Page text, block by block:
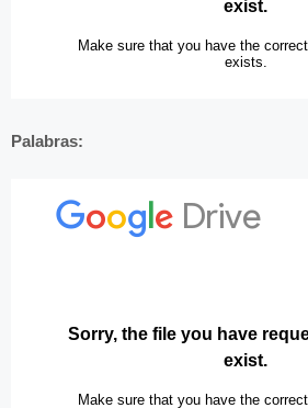
Palabras: